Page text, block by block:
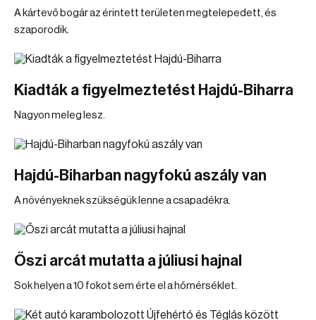
A kártevő bogár az érintett területen megtelepedett, és
szaporodik.
Kiadták a figyelmeztetést Hajdú-Biharra
Nagyon meleg lesz.
Hajdú-Biharban nagyfokú aszály van
A növényeknek szükségük lenne a csapadékra.
Őszi arcát mutatta a júliusi hajnal
Sok helyen a 10 fokot sem érte el a hőmérséklet.